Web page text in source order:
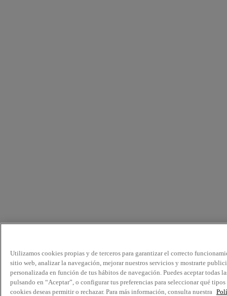
Utilizamos cookies propias y de terceros para garantizar el correcto
sitio web, analizar la navegación, mejorar nuestros servicios y mostrarte
personalizada en función de tus hábitos de navegación. Puedes aceptar todas
pulsando en “Aceptar”, o configurar tus preferencias para seleccionar qué tipos
cookies deseas permitir o rechazar. Para más información, consulta nuestra